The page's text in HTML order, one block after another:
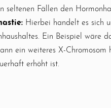
seltenen Fällen den
Hierbei handelt es sich
Ein Beispiel wäre
ein weiteres X-Chromosom
erhöht ist.